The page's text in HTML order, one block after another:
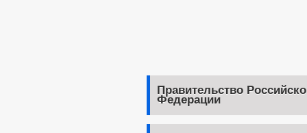
Правительство
Федерации